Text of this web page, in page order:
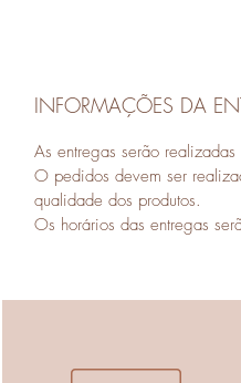
INFORMAÇÕES DA
As entregas serão
O pedidos devem ser
qualidade dos produtos.
Os horários das entregas